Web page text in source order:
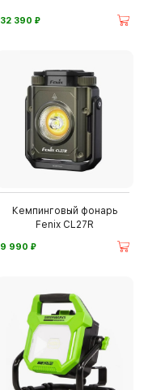
32 390 ⃏
Кемпинговый фонарь
Fenix CL27R
9 990 ⃏